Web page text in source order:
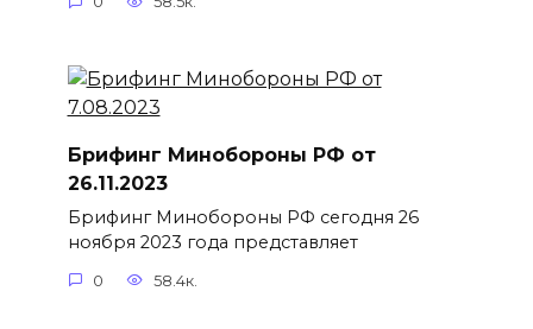
Брифинг Минобороны РФ от
26.11.2023
Брифинг Минобороны РФ сегодня 26
ноября 2023 года представляет
0 58.4к.